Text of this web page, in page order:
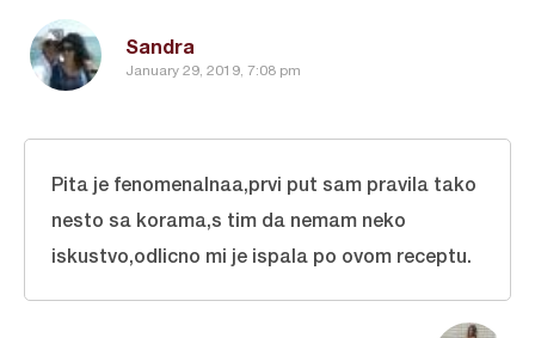
Sandra
January 29, 2019, 7:08 pm
Pita je fenomenalnaa,prvi put sam pravila tako
nesto sa korama,s tim da nemam neko
iskustvo,odlicno mi je ispala po ovom receptu.